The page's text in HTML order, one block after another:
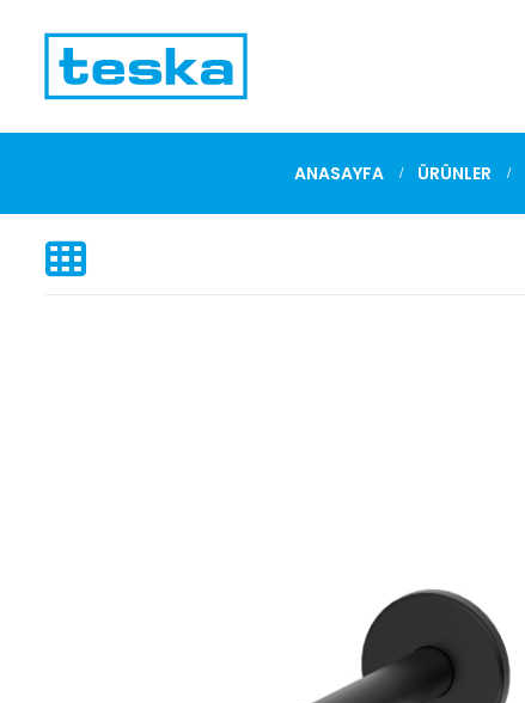
ANASAYFA ÜRÜNLER